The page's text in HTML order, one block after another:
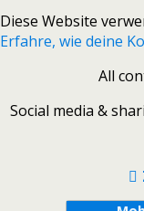
Diese Website
Erfahre, wie deine
All
Social media &